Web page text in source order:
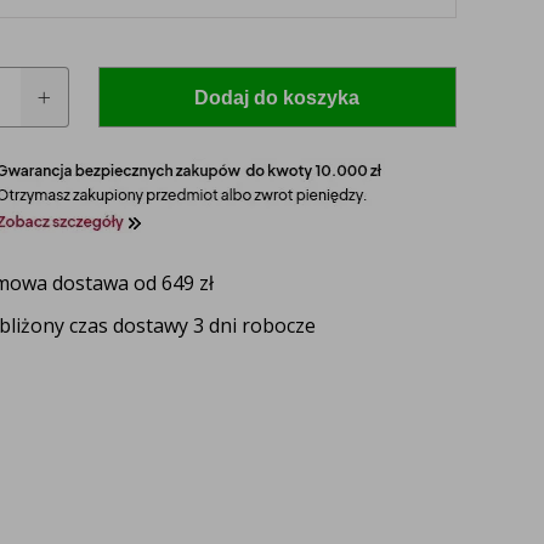
model i rocznik swojego ciągnika, a nasz
Dodaj do koszyka
dostawa od 649 zł
czas dostawy 3 dni robocze